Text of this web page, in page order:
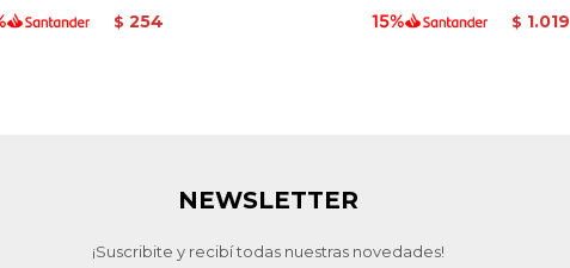
$ 254 $ 1.019
NEWSLETTER
¡Suscribite y recibí todas nuestras novedades!